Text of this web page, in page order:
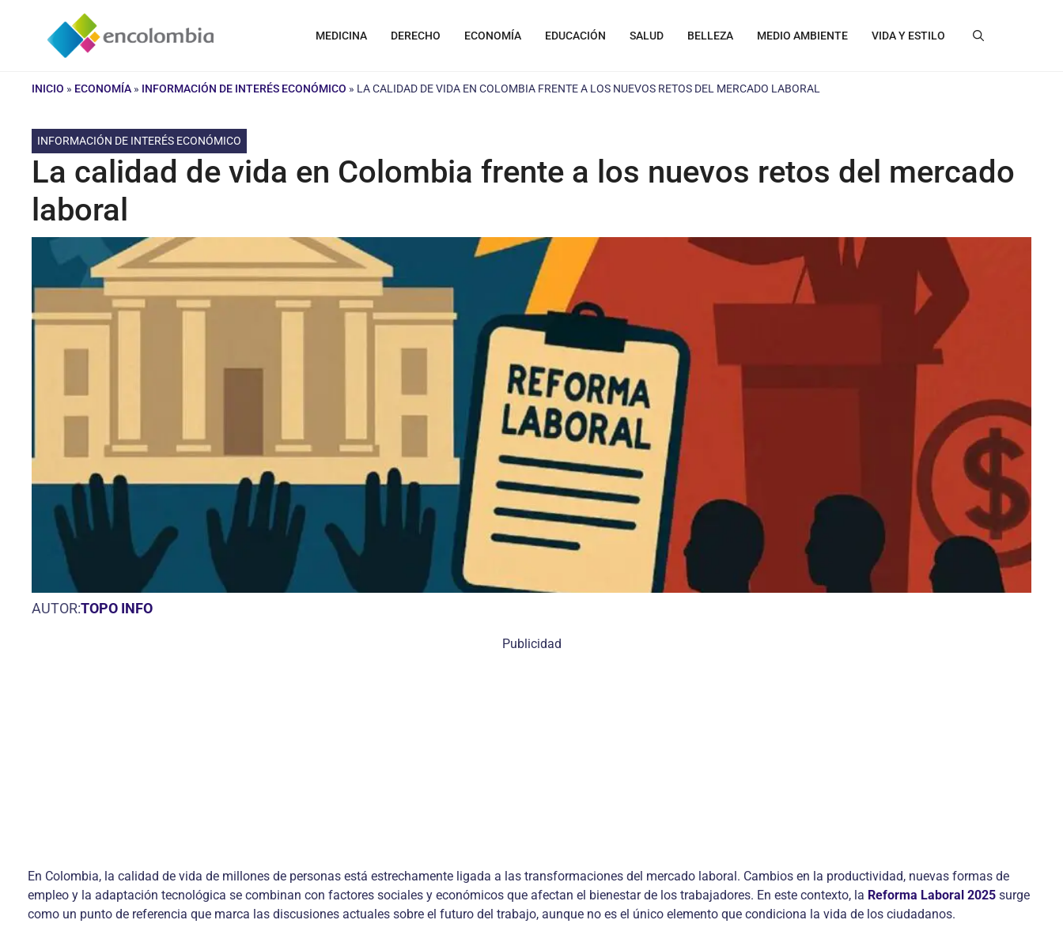
contenido
MEDICINA DERECHO ECONOMÍA EDUCACIÓN SALUD BELLEZA MEDIO AMBIENTE VIDA Y ESTILO
INICIO » ECONOMÍA » INFORMACIÓN DE INTERÉS ECONÓMICO » LA CALIDAD DE VIDA EN COLOMBIA FRENTE A LOS NUEVOS RETOS DEL MERCADO LABORAL
INFORMACIÓN DE INTERÉS ECONÓMICO
La calidad de vida en Colombia frente a los nuevos retos del mercado
laboral
AUTOR:TOPO INFO
Publicidad
En Colombia, la calidad de vida de millones de personas está estrechamente ligada a las transformaciones del mercado laboral. Cambios en la productividad, nuevas formas de
empleo y la adaptación tecnológica se combinan con factores sociales y económicos que afectan el bienestar de los trabajadores. En este contexto, la Reforma Laboral 2025 surge
como un punto de referencia que marca las discusiones actuales sobre el futuro del trabajo, aunque no es el único elemento que condiciona la vida de los ciudadanos.